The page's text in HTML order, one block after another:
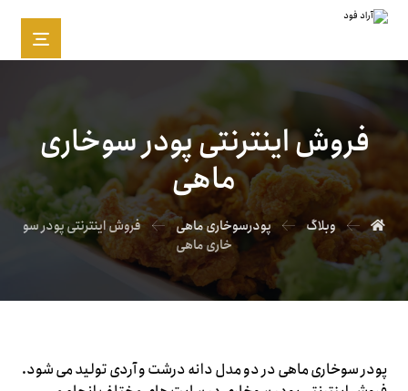
فروش اینترنتی پودر سوخاری
ماهی
وبلاگ پودرسوخاری ماهی
فروش اینترنتی پودر سو
خاری ماهی
پودر سوخاری ماهی در دو مدل دانه درشت و آردی تولید می شود.